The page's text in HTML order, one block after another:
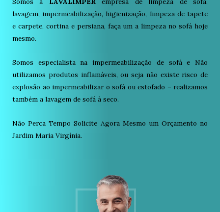
lavagem, impermeabilização, higienização, limpeza de tapete
e carpete, cortina e persiana, faça um a limpeza no sofá hoje
mesmo.
Somos especialista na impermeabilização de sofá e Não
utilizamos produtos inflamáveis, ou seja não existe risco de
explosão ao impermeabilizar o sofá ou estofado – realizamos
também a lavagem de sofá à seco.
Não Perca Tempo Solicite Agora Mesmo um Orçamento no
Jardim Maria Virgínia.